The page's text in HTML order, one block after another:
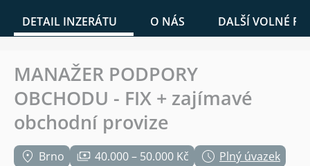
DETAIL INZERÁTU O NÁS DALŠÍ VOLNÉ
MANAŽER PODPORY
OBCHODU - FIX + zajímavé
obchodní provize
Brno 40.000 – 50.000 Kč Plný úvazek